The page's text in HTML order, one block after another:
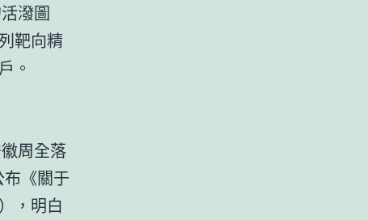
潑圖
靶向精
。
周全落
《關于
，明白